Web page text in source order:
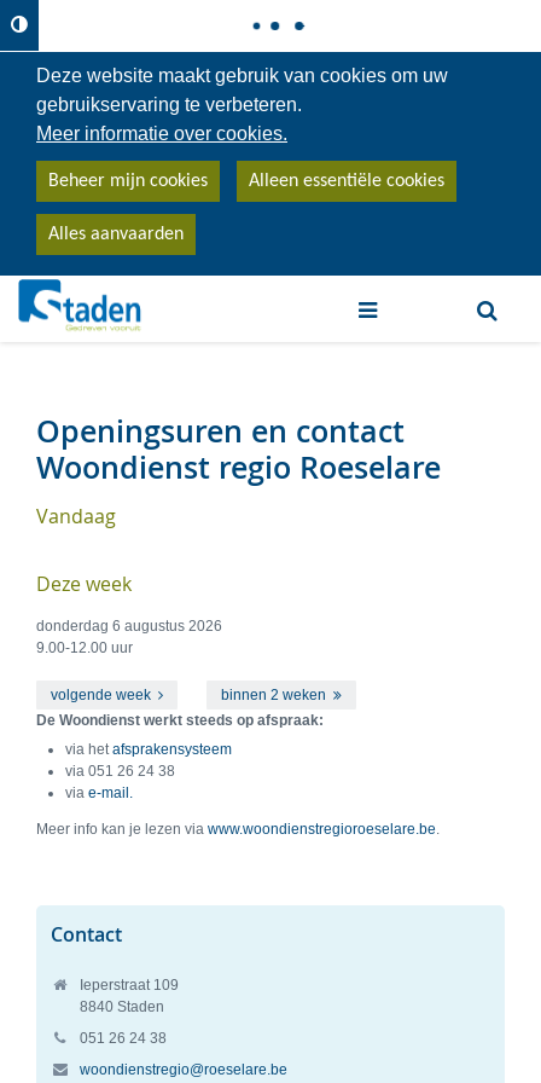
Deze website maakt gebruik van cookies om uw
gebruikservaring te verbeteren.
Meer informatie over cookies.
Beheer mijn cookies Alleen essentiële cookies
Alles aanvaarden
Openingsuren en contact
Woondienst regio Roeselare
Vandaag
Deze week
donderdag 6 augustus 2026
9.00-12.00 uur
volgende week
binnen 2 weken
De Woondienst werkt steeds op afspraak:
via hetafsprakensysteem
via 051 26 24 38
viae-mail.
Meer info kan je lezen viawww.woondienstregioroeselare.be
Contact
Ieperstraat 109
8840 Staden
051 26 24 38
woondienstregio@roeselare.be